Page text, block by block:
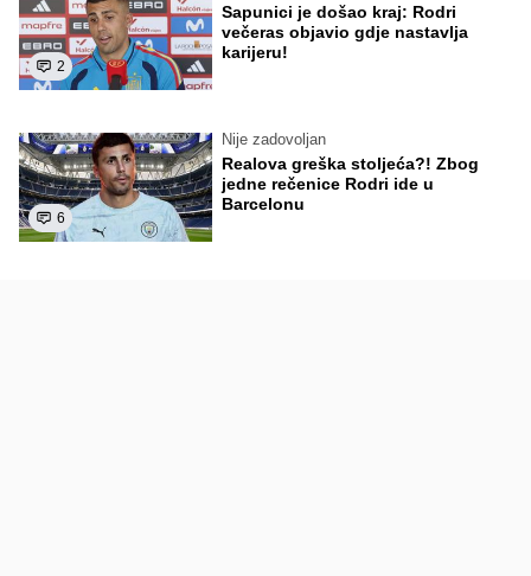
2
Sapunici je došao kraj: Rodri
večeras objavio gdje nastavlja
karijeru!
6
Nije zadovoljan
Realova greška stoljeća?! Zbog
jedne rečenice Rodri ide u
Barcelonu